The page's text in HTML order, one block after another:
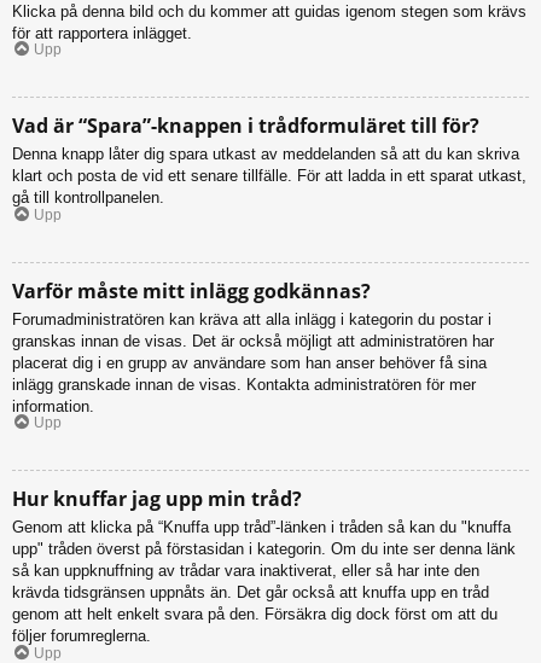
Klicka på denna bild och du kommer att guidas igenom stegen som krävs
för att rapportera inlägget.
Upp
Vad är “Spara”-knappen i trådformuläret till för?
Denna knapp låter dig spara utkast av meddelanden så att du kan skriva
klart och posta de vid ett senare tillfälle. För att ladda in ett sparat utkast,
gå till kontrollpanelen.
Upp
Varför måste mitt inlägg godkännas?
Forumadministratören kan kräva att alla inlägg i kategorin du postar i
granskas innan de visas. Det är också möjligt att administratören har
placerat dig i en grupp av användare som han anser behöver få sina
inlägg granskade innan de visas. Kontakta administratören för mer
information.
Upp
Hur knuffar jag upp min tråd?
Genom att klicka på “Knuffa upp tråd”-länken i tråden så kan du "knuffa
upp" tråden överst på förstasidan i kategorin. Om du inte ser denna länk
så kan uppknuffning av trådar vara inaktiverat, eller så har inte den
krävda tidsgränsen uppnåts än. Det går också att knuffa upp en tråd
genom att helt enkelt svara på den. Försäkra dig dock först om att du
följer forumreglerna.
Upp